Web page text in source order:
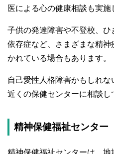
医による心の健康相談も実施
子供の発達障害や不登校、
依存症など、さまざまな精
かれている場合もあります。
自己愛性人格障害かもしれ
近くの保健センターに相談し
精神保健福祉センター